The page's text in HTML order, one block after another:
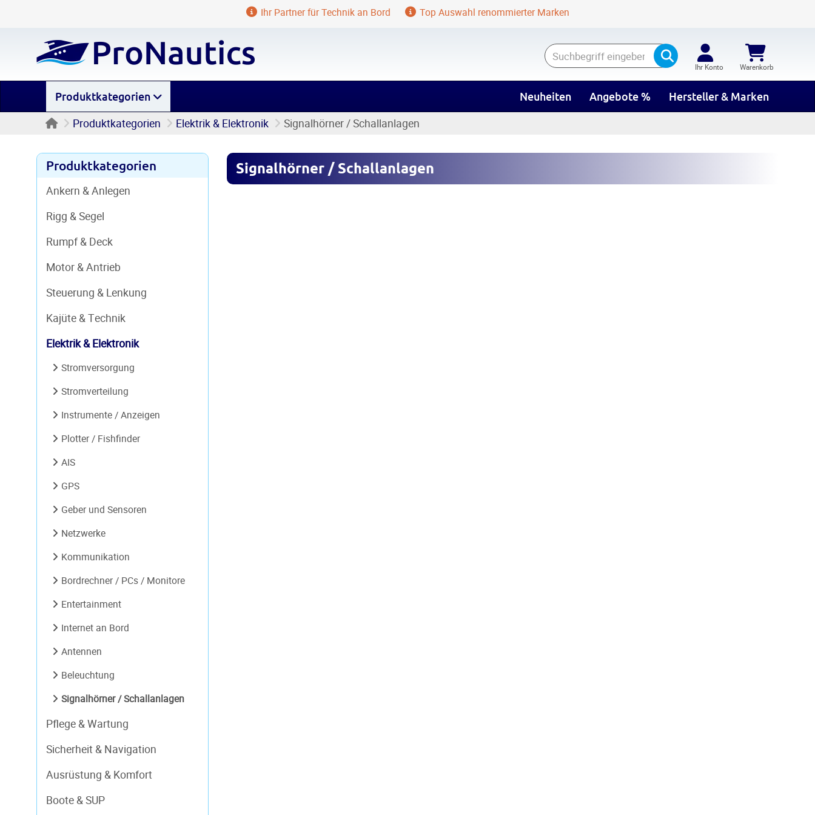
Ihr Partner für Technik an Bord Top Auswahl renommierter Marken
Warenkorb
Ihr Konto
Suchen
Produktkategorien Neuheiten Angebote % Hersteller & Marken
Startseite
Produktkategorien Elektrik & Elektronik Signalhörner / Schallanlagen
Signalhörner / Schallanlagen
Produktkategorien
Ankern & Anlegen
Rigg & Segel
Rumpf & Deck
Motor & Antrieb
Steuerung & Lenkung
Kajüte & Technik
Elektrik & Elektronik
Stromversorgung
Stromverteilung
Instrumente / Anzeigen
Plotter / Fishfinder
AIS
GPS
Geber und Sensoren
Netzwerke
Kommunikation
Bordrechner / PCs / Monitore
Entertainment
Internet an Bord
Antennen
Beleuchtung
Signalhörner / Schallanlagen
Pflege & Wartung
Sicherheit & Navigation
Ausrüstung & Komfort
Boote & SUP